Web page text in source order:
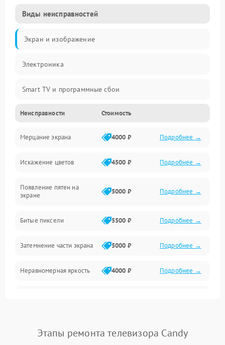
Виды неисправностей
Экран и изображение
Электроника
Smart TV и программные сбои
Питание и запуск
Подсветка и LED-модули
Звук и аудиосистема
Сигнал и приём каналов
Механические повреждения
Программное обеспечение
Сеть и подключения
Неисправности Стоимость
Мерцание экрана 4000 ₽ Подробнее →
Искажение цветов 4500 ₽ Подробнее →
Появление пятен на
экране
5000 ₽ Подробнее →
Битые пиксели 5500 ₽ Подробнее →
Затемнение части экрана 5000 ₽ Подробнее →
Неравномерная яркость 4000 ₽ Подробнее →
Этапы ремонта телевизора Candy